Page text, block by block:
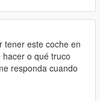
tener este coche en
o qué truco
responda cuando